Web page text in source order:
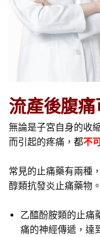
流產後腹
無論是子宮自身的收
而引起的疼痛， 都不
常見的止痛藥有兩種
醇類抗發炎止痛藥物。
乙醯酚胺類的止痛
痛的神經傳遞，達